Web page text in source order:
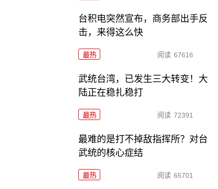
台积电突然宣布，商务部出手反
击，来得这么快
最热 阅读 67616
武统台湾，已发生三大转变！大
陆正在稳扎稳打
最热 阅读 72391
最难的是打不掉敌指挥所？对台
武统的核心症结
最热 阅读 65701